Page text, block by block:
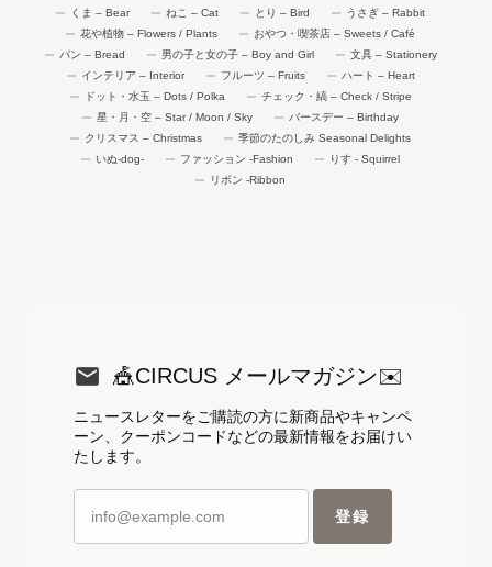
くま – Bear ねこ – Cat とり – Bird
うさぎ – Rabbit
花や植物 – Flowers / Plants
おやつ・喫茶店 – Sweets / Café
パン – Bread
男の子と女の子 – Boy and Girl
文具 – Stationery
インテリア – Interior
フルーツ – Fruits
ハート – Heart
ドット・水玉 – Dots / Polka
チェック・縞 – Check / Stripe
星・月・空 – Star / Moon / Sky
バースデー – Birthday
クリスマス – Christmas
季節のたのしみ Seasonal Delights
いぬ-dog-
ファッション -Fashion
りす - Squirrel
リボン -Ribbon
🎪CIRCUS メールマガジン✉️
ニュースレターをご購読の方に新商品やキャンペ
ーン、クーポンコードなどの最新情報をお届けい
たします。
登録